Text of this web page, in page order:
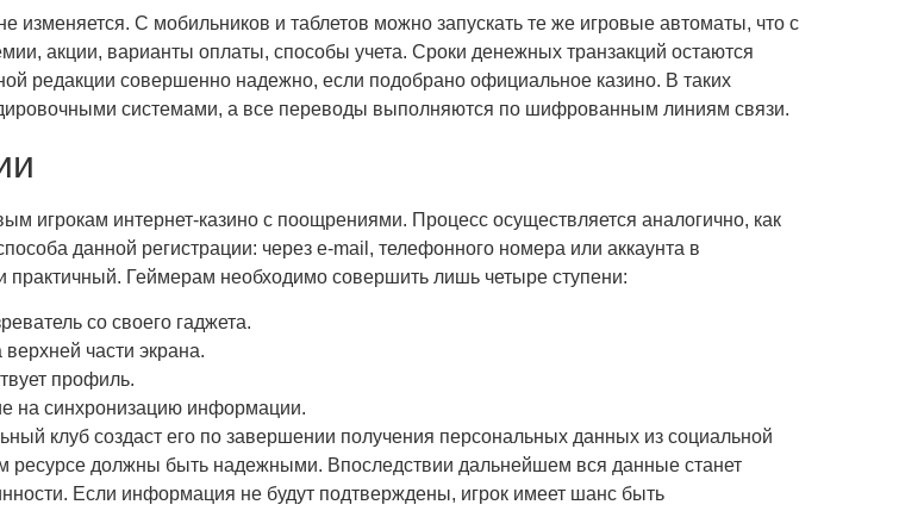
С мобильников и таблетов можно запускать те же игровые автоматы, что с
акции, варианты оплаты, способы учета. Сроки денежных транзакций остаются
редакции совершенно надежно, если подобрано официальное казино. В таких
системами, а все переводы выполняются по шифрованным линиям связи.
игрокам интернет-казино с поощрениями. Процесс осуществляется аналогично, как
данной регистрации: через e-mail, телефонного номера или аккаунта в
Геймерам необходимо совершить лишь четыре ступени:
со своего гаджета.
части экрана.
профиль.
на синхронизацию информации.
клуб создаст его по завершении получения персональных данных из социальной
ресурсе должны быть надежными. Впоследствии дальнейшем вся данные станет
Если информация не будут подтверждены, игрок имеет шанс быть